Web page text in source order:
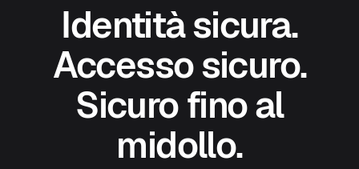
Identità sicura.
Accesso sicuro.
Sicuro fino al
midollo.